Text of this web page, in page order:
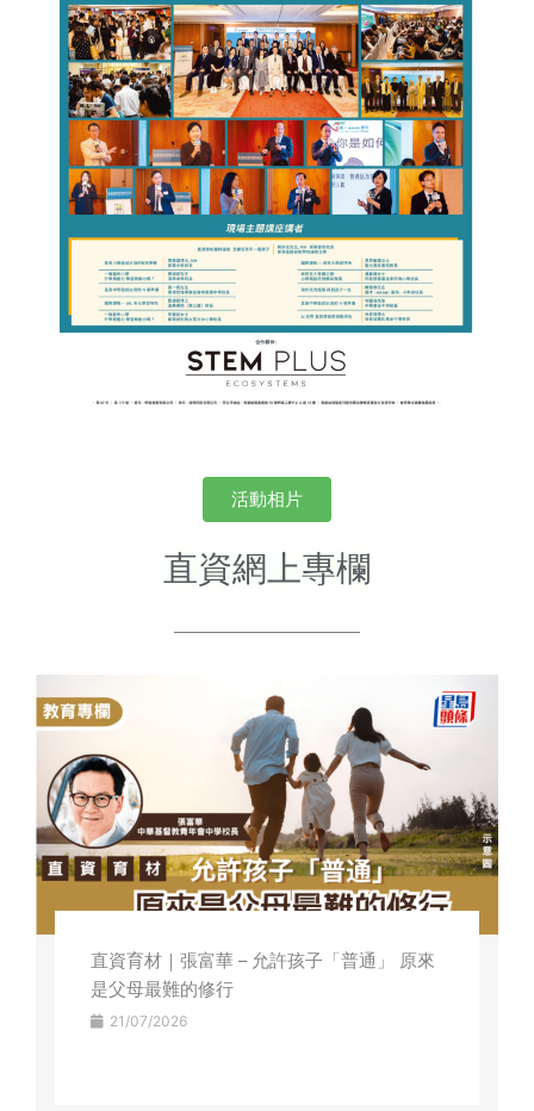
活動相片
直資網上專欄
直資育材｜張富華 – 允許孩子「普通」 原來
是父母最難的修行
21/07/2026